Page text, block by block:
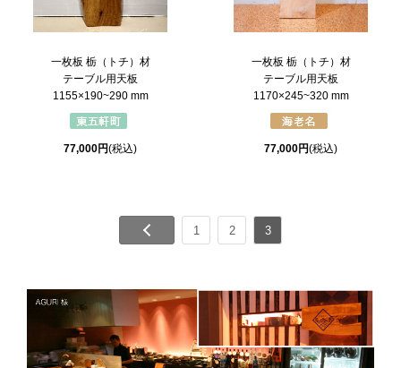
一枚板 栃（トチ）材
テーブル用天板
1155×190~290 mm
77,000円(税込)
一枚板 栃（トチ）材
テーブル用天板
1170×245~320 mm
77,000円(税込)
1 2 3